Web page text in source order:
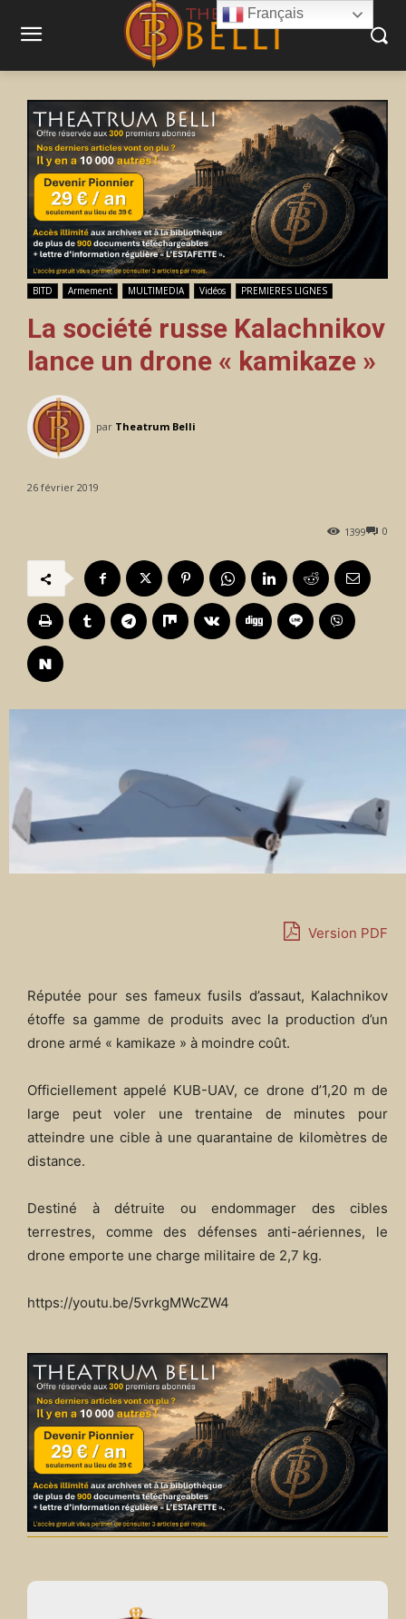
BITD Armement MULTIMEDIA Vidéos PREMIERES LIGNES
La société russe Kalachnikov
lance un drone « kamikaze »
par Theatrum Belli
26 février 2019
0
1399
Version PDF
Réputée pour ses fameux fusils d’assaut, Kalachnikov
étoffe sa gamme de produits avec la production d’un
drone armé « kamikaze » à moindre coût.
Officiellement appelé KUB-UAV, ce drone d’1,20 m de
large peut voler une trentaine de minutes pour
atteindre une cible à une quarantaine de kilomètres de
distance.
Destiné à détruite ou endommager des cibles
terrestres, comme des défenses anti-aériennes, le
drone emporte une charge militaire de 2,7 kg.
https://youtu.be/5vrkgMWcZW4
Français